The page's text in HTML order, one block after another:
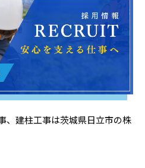
、建柱工事は茨城県日立市の株